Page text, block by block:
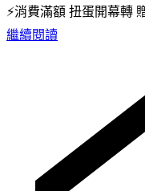
⚡消費滿額 扭蛋開幕轉
繼續閱讀